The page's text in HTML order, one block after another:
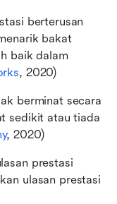
berterusan
bakat
baik dalam
, 2020)
berminat secara
sedikit atau tiada
, 2020)
prestasi
ulasan prestasi